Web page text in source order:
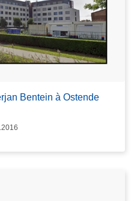
Bentein à Ostende